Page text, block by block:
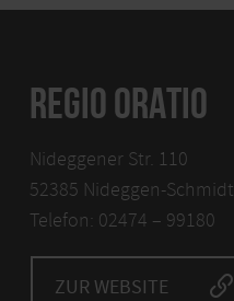
REGIO ORATIO
Nideggener Str. 110
52385 Nideggen-Schmidt
Telefon: 02474 – 99180
ZUR WEBSITE